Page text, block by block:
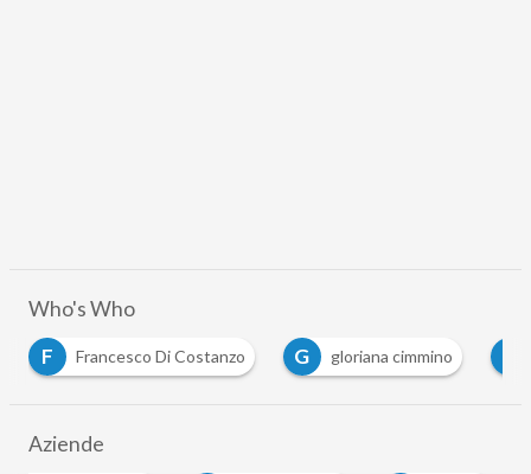
Who's Who
Francesco Di Costanzo gloriana cimmino
Aziende